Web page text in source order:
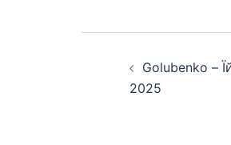
Golubenko –
2025